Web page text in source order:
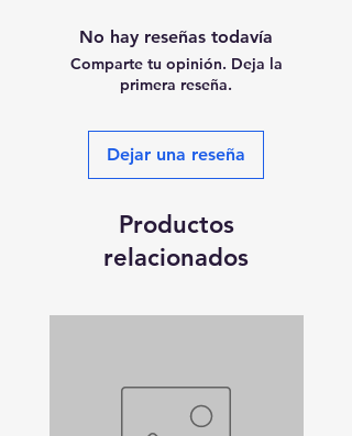
No hay reseñas todavía
Comparte tu opinión. Deja la
primera reseña.
Dejar una reseña
Productos
relacionados